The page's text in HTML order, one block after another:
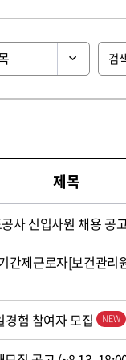
제목
사 신입사원 채용 공
간제근로자[보건관리
경험 참여자 모집